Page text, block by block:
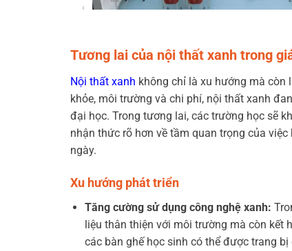
Tương lai của nội thất xanh trong
Nội thất xanh không chỉ là xu hướng mà
khỏe, môi trường và chi phí, nội thất xanh
đại học. Trong tương lai, các trường học sẽ
nhận thức rõ hơn về tầm quan trọng của
ngày.
Xu hướng phát triển
Tăng cường sử dụng công nghệ xanh:
liệu thân thiện với môi trường mà còn kết
các bàn ghế học sinh có thể được trang